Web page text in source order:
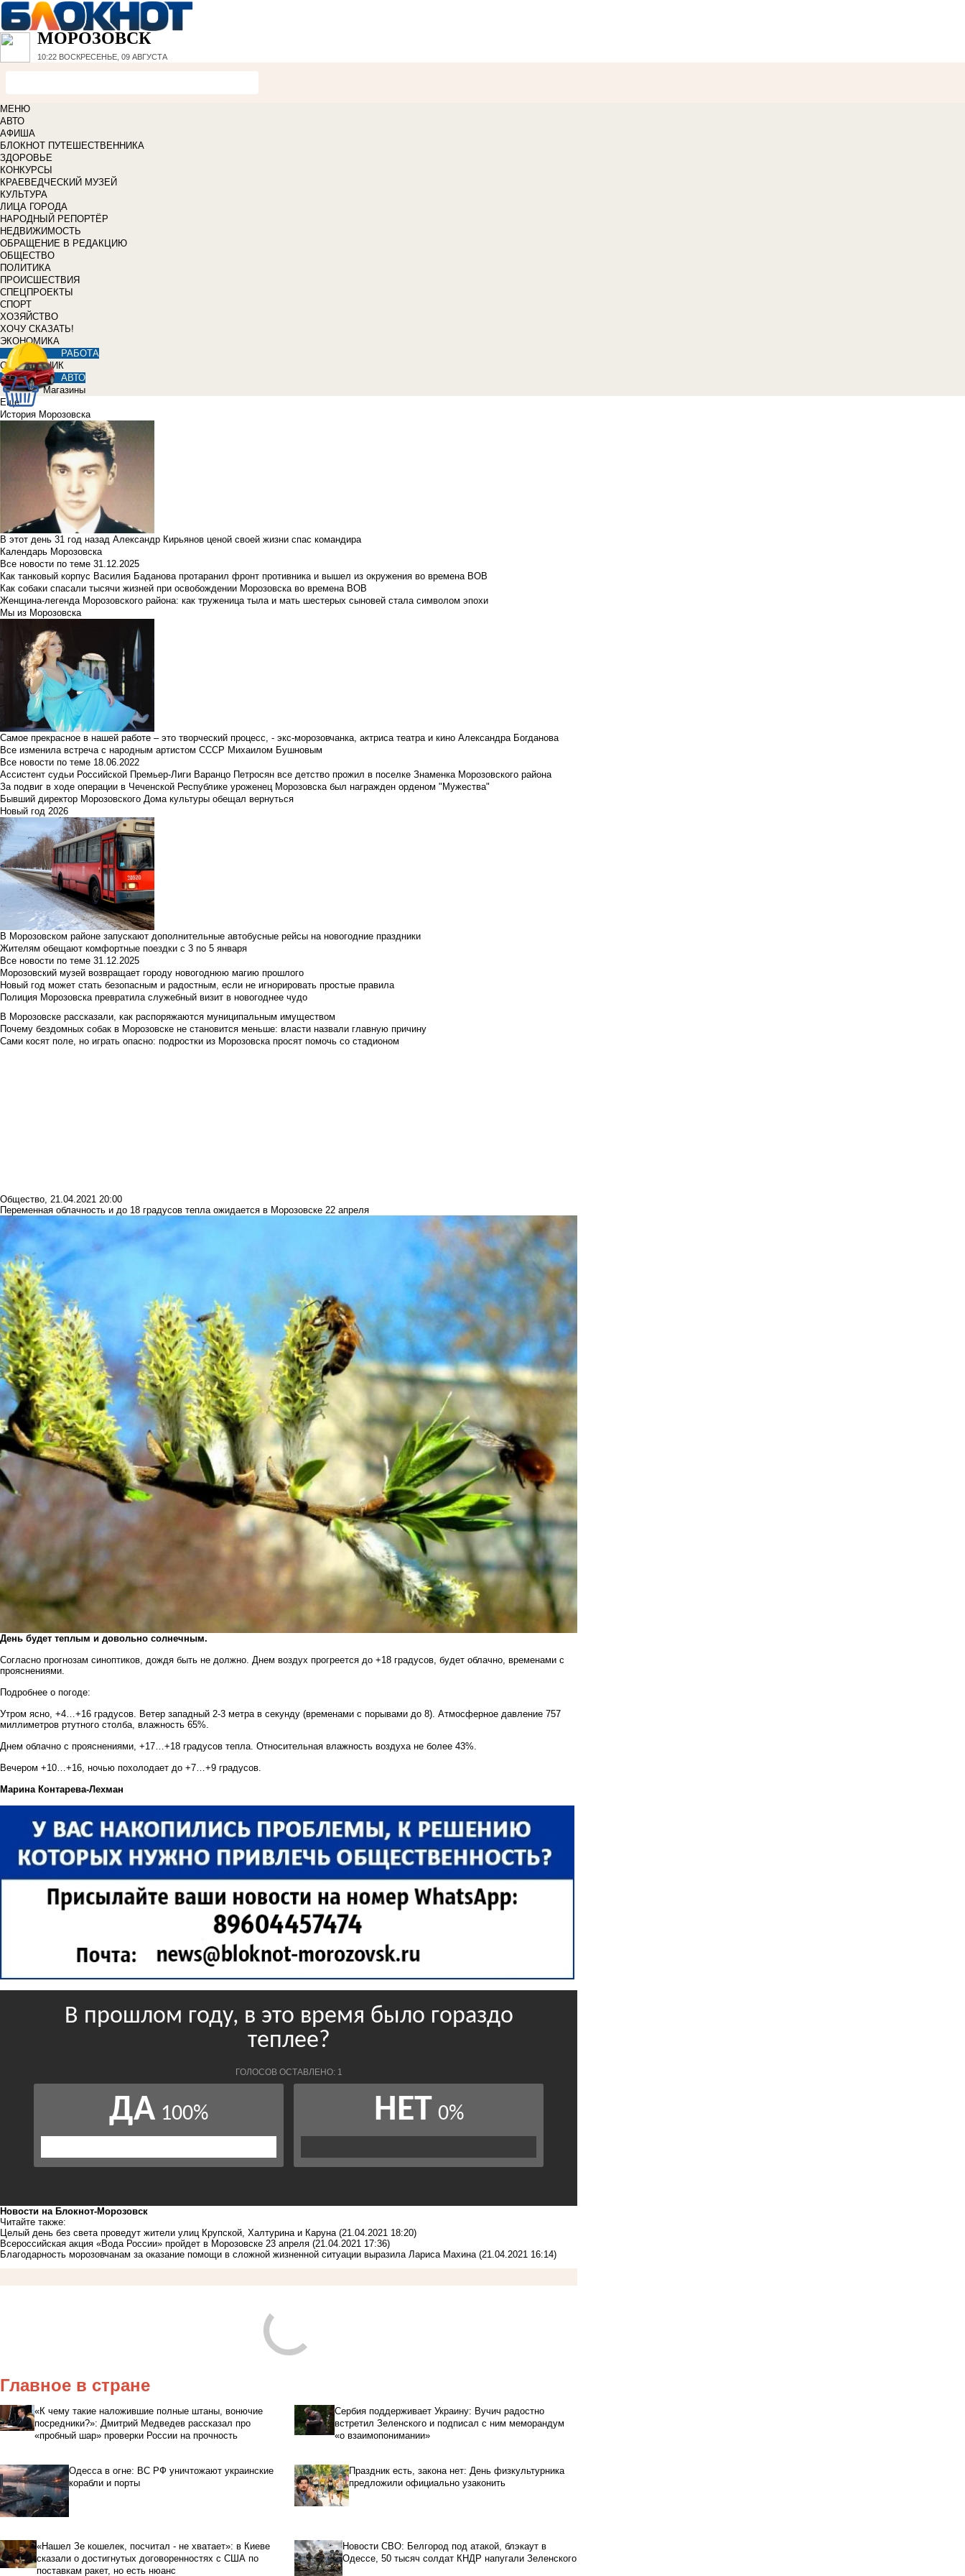
МОРОЗОВСК
10:22 ВОСКРЕСЕНЬЕ, 09 АВГУСТА
МЕНЮ
АВТО
АФИША
БЛОКНОТ ПУТЕШЕСТВЕННИКА
ЗДОРОВЬЕ
КОНКУРСЫ
КРАЕВЕДЧЕСКИЙ МУЗЕЙ
КУЛЬТУРА
ЛИЦА ГОРОДА
НАРОДНЫЙ РЕПОРТЁР
НЕДВИЖИМОСТЬ
ОБРАЩЕНИЕ В РЕДАКЦИЮ
ОБЩЕСТВО
ПОЛИТИКА
ПРОИСШЕСТВИЯ
СПЕЦПРОЕКТЫ
СПОРТ
ХОЗЯЙСТВО
ХОЧУ СКАЗАТЬ!
ЭКОНОМИКА
РАБОТА
СПРАВОЧНИК
АВТО
Магазины
Еще
История Морозовска
В этот день 31 год назад Александр Кирьянов ценой своей жизни спас командира
Календарь Морозовска
Все новости по теме 31.12.2025
Как танковый корпус Василия Баданова протаранил фронт противника и вышел из окружения во времена ВОВ
Как собаки спасали тысячи жизней при освобождении Морозовска во времена ВОВ
Женщина-легенда Морозовского района: как труженица тыла и мать шестерых сыновей стала символом эпохи
Мы из Морозовска
Самое прекрасное в нашей работе – это творческий процесс, - экс-морозовчанка, актриса театра и кино Александра Богданова
Все изменила встреча с народным артистом СССР Михаилом Бушновым
Все новости по теме 18.06.2022
Ассистент судьи Российской Премьер-Лиги Варанцо Петросян все детство прожил в поселке Знаменка Морозовского района
За подвиг в ходе операции в Чеченской Республике уроженец Морозовска был награжден орденом "Мужества"
Бывший директор Морозовского Дома культуры обещал вернуться
Новый год 2026
В Морозовском районе запускают дополнительные автобусные рейсы на новогодние праздники
Жителям обещают комфортные поездки с 3 по 5 января
Все новости по теме 31.12.2025
Морозовский музей возвращает городу новогоднюю магию прошлого
Новый год может стать безопасным и радостным, если не игнорировать простые правила
Полиция Морозовска превратила служебный визит в новогоднее чудо
В Морозовске рассказали, как распоряжаются муниципальным имуществом
Почему бездомных собак в Морозовске не становится меньше: власти назвали главную причину
Сами косят поле, но играть опасно: подростки из Морозовска просят помочь со стадионом
Общество, 21.04.2021 20:00
Переменная облачность и до 18 градусов тепла ожидается в Морозовске 22 апреля
День будет теплым и довольно солнечным.
Согласно прогнозам синоптиков, дождя быть не должно. Днем воздух прогреется до +18 градусов, будет облачно, временами с
прояснениями.
Подробнее о погоде:
Утром ясно, +4…+16 градусов. Ветер западный 2-3 метра в секунду (временами с порывами до 8). Атмосферное давление 757
миллиметров ртутного столба, влажность 65%.
Днем облачно с прояснениями, +17…+18 градусов тепла. Относительная влажность воздуха не более 43%.
Вечером +10…+16, ночью похолодает до +7…+9 градусов.
Марина Контарева-Лехман
Новости на Блoкнoт-Морозовск
Читайте также:
Целый день без света проведут жители улиц Крупской, Халтурина и Каруна (21.04.2021 18:20)
Всероссийская акция «Вода России» пройдет в Морозовске 23 апреля (21.04.2021 17:36)
Благодарность морозовчанам за оказание помощи в сложной жизненной ситуации выразила Лариса Махина (21.04.2021 16:14)
Главное в стране
«К чему такие наложившие полные штаны, вонючие
посредники?»: Дмитрий Медведев рассказал про
«пробный шар» проверки России на прочность
Сербия поддерживает Украину: Вучич радостно
встретил Зеленского и подписал с ним меморандум
«о взаимопонимании»
Одесса в огне: ВС РФ уничтожают украинские
корабли и порты
Праздник есть, закона нет: День физкультурника
предложили официально узаконить
«Нашел Зе кошелек, посчитал - не хватает»: в Киеве
сказали о достигнутых договоренностях с США по
поставкам ракет, но есть нюанс
Новости СВО: Белгород под атакой, блэкаут в
Одессе, 50 тысяч солдат КНДР напугали Зеленского